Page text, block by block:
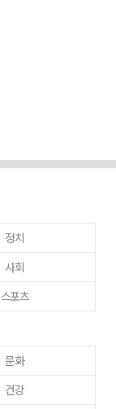
정치
사회
스포츠
문화
건강